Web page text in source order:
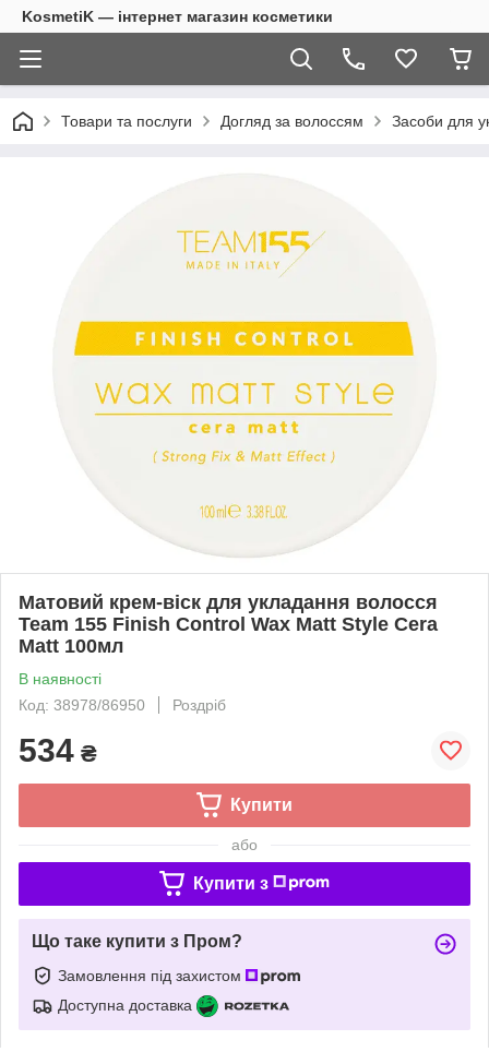
KosmetiK — інтернет магазин косметики
Товари та послуги Догляд за волоссям Засоби для
Матовий крем-віск для укладання волосся
Team 155 Finish Control Wax Matt Style Cera
Matt 100мл
В наявності
Код: 38978/86950
Роздріб
534 ₴
Купити
або
Купити з
Що таке купити з Пром?
Замовлення під захистом
Доступна доставка